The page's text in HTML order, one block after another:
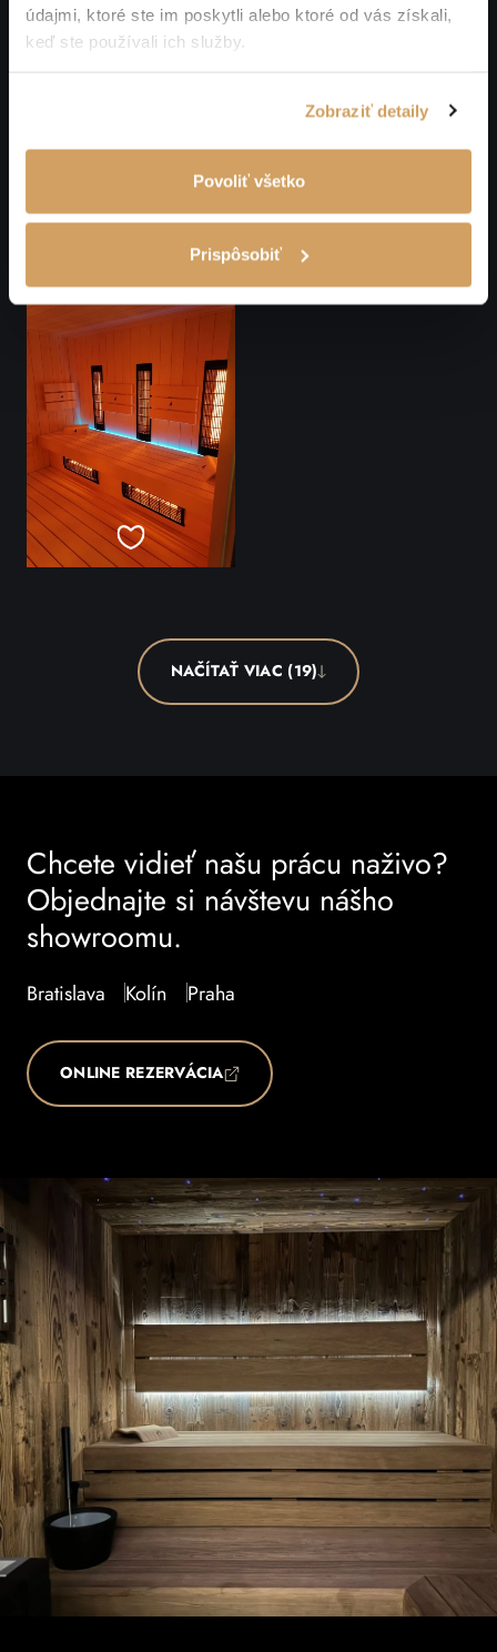
údajmi, ktoré ste im poskytli alebo ktoré od vás získali,
keď ste používali ich služby.
Zobraziť detaily
Povoliť všetko
Prispôsobiť
NAČÍTAŤ VIAC (19)
Chcete vidieť našu prácu naživo?
Objednajte si návštevu nášho
showroomu.
Bratislava Kolín Praha
ONLINE REZERVÁCIA